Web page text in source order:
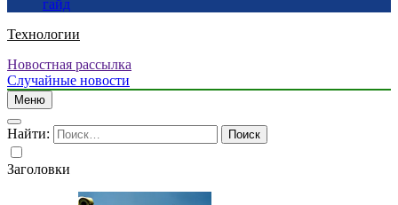
гайд
Технологии
Новостная рассылка
Случайные новости
Меню
Найти:
Заголовки